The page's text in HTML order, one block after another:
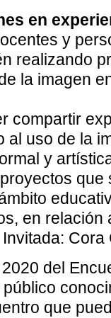
en
y
realizando
la imagen
compartir
uso de la
y
que
en relación
Cora
del
que